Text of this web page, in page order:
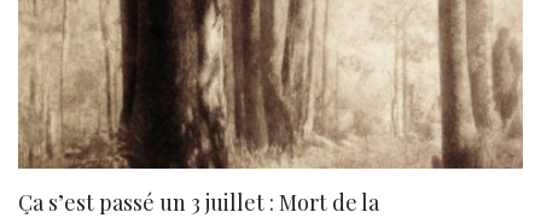
Ça s’est passé un 3 juillet : Mort de la